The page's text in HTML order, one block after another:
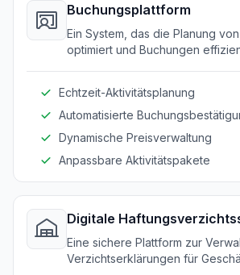
Buchungsplattform
Ein System, das die Planung
optimiert und Buchungen
Echtzeit-Aktivitätsplanung
Automatisierte
Dynamische Preisverwaltung
Anpassbare Aktivitätspakete
Digitale
Eine sichere Plattform zur
Verzichtserklärungen für